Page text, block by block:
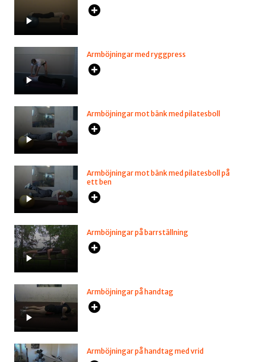
Armböjningar med ryggpress
Armböjningar mot bänk med pilatesboll
Armböjningar mot bänk med pilatesboll på
ett ben
Armböjningar på barrställning
Armböjningar på handtag
Armböjningar på handtag med vrid